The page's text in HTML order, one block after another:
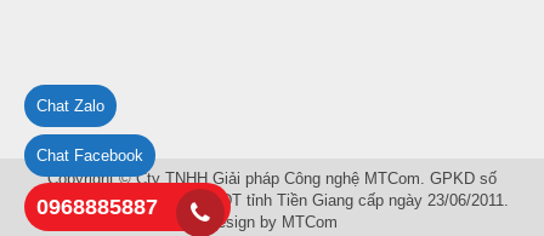
Chat Zalo
Chat Facebook
0968885887
Copyright © Cty TNHH Giải pháp Công nghệ MTCom. GPKD số
1201148720 do Sở KH và ĐT tỉnh Tiền Giang cấp ngày 23/06/2011.
Design by MTCom